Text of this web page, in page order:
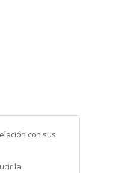
con sus
la